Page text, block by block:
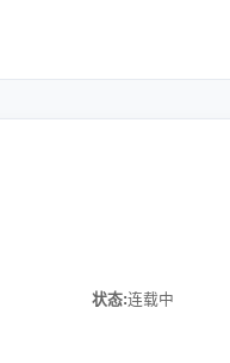
状态:连载中